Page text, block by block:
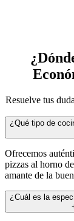
Resuelve tus
¿Qué tipo de
Ofrecemos
pizzas al horno
amante de la
¿Cuál es la